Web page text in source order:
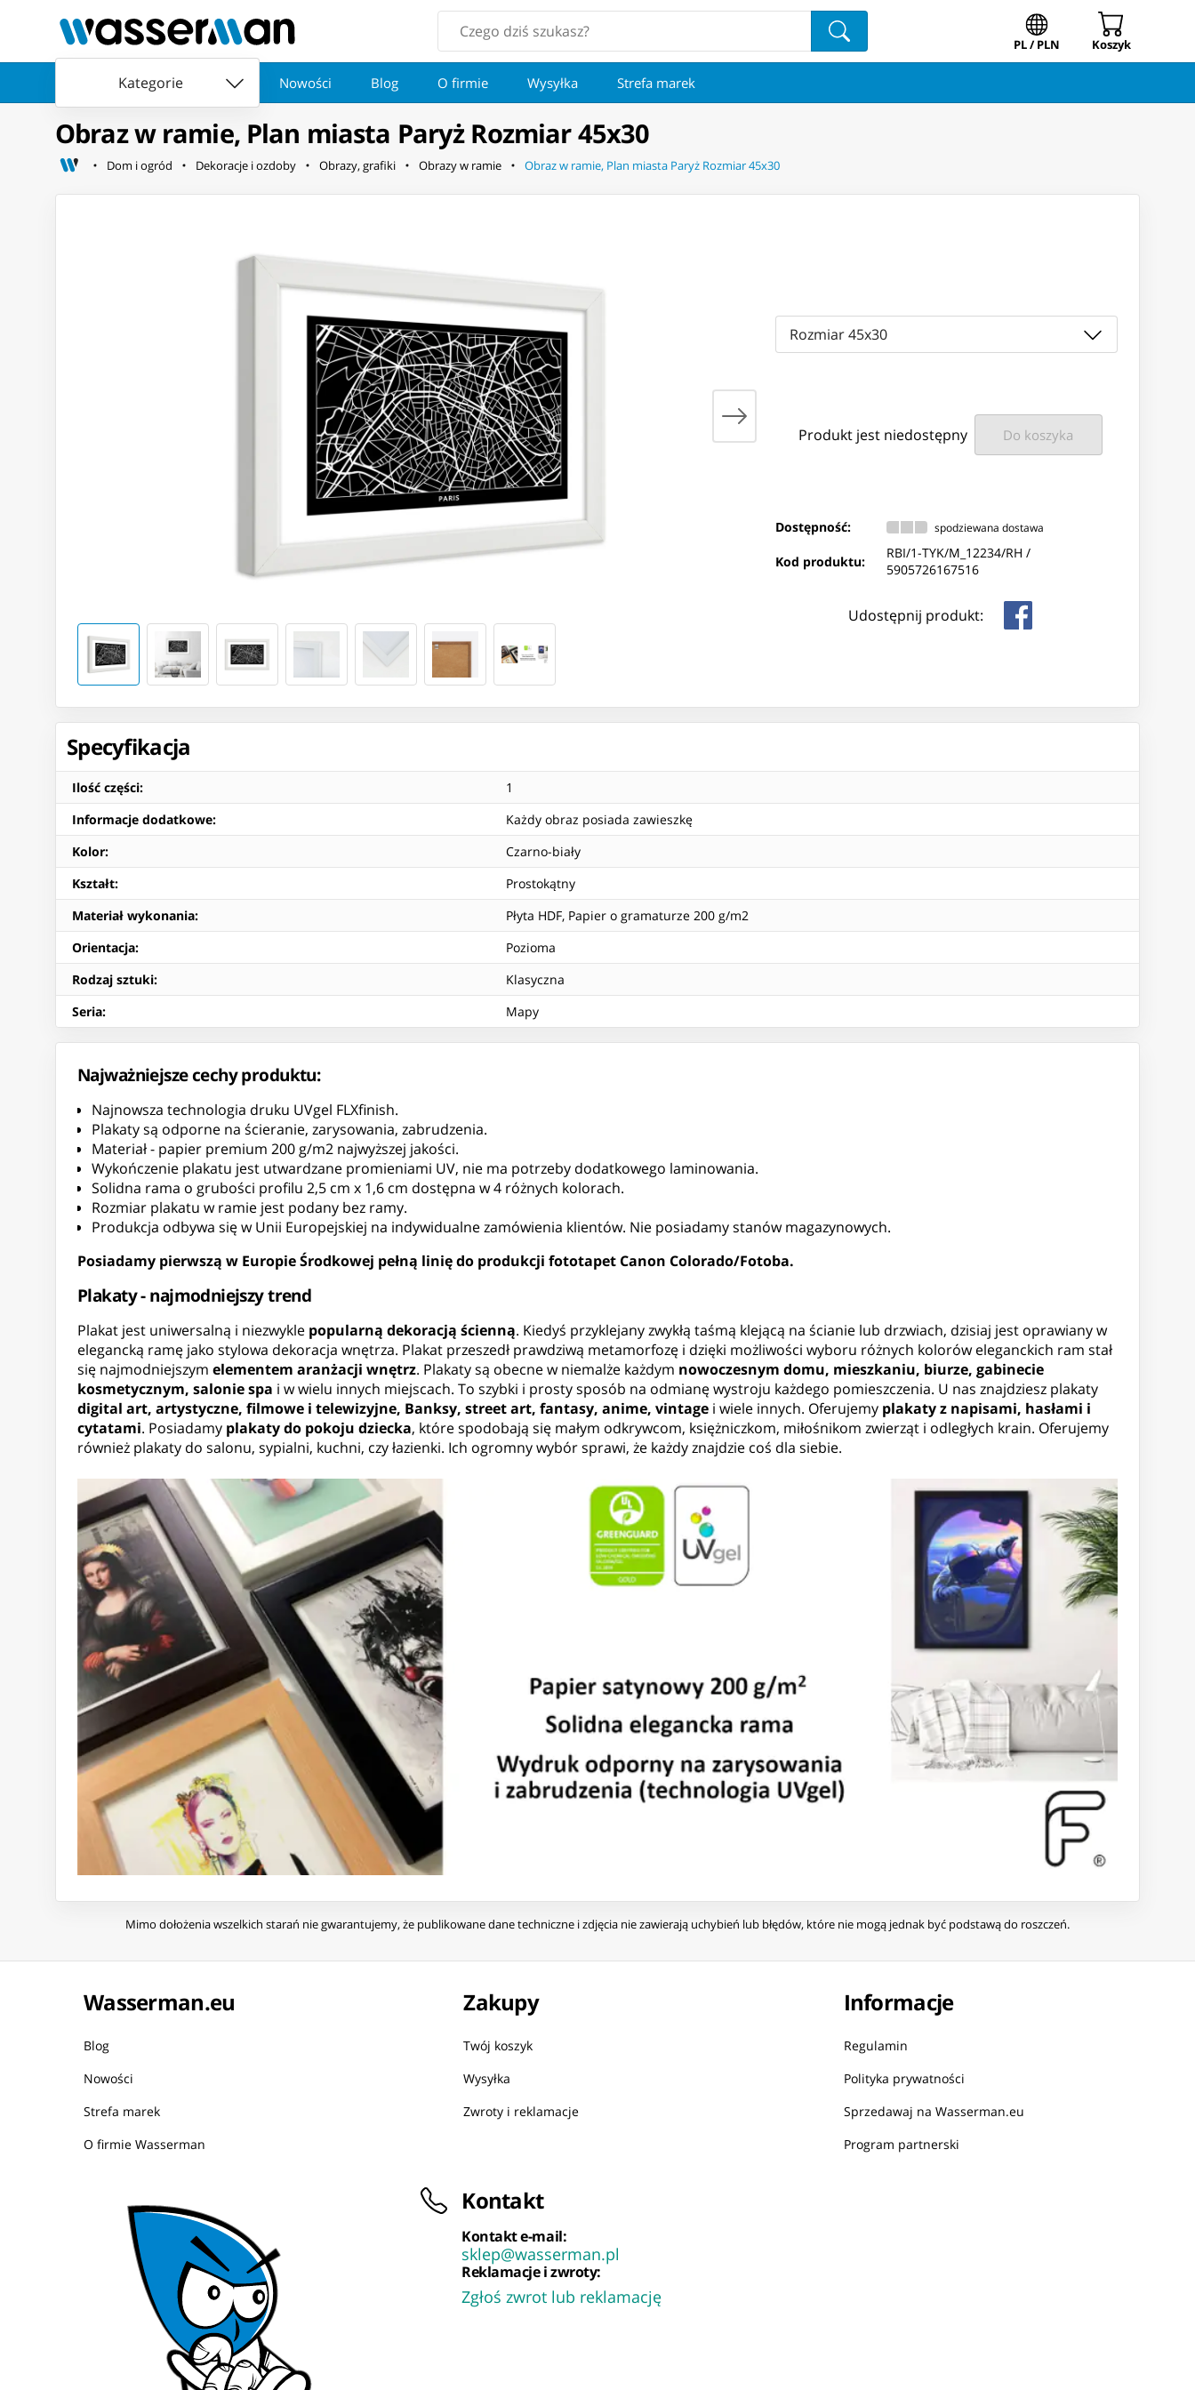
PL / PLN Koszyk
Kategorie Nowości Blog O firmie Wysyłka Strefa marek
Obraz w ramie, Plan miasta Paryż Rozmiar 45x30
Dom i ogród Dekoracje i ozdoby Obrazy, grafiki Obrazy w ramie Obraz w ramie, Plan miasta Paryż Rozmiar 45x30
Rozmiar 45x30
Produkt jest niedostępny Do koszyka
Dostępność: spodziewana dostawa
Kod produktu:
RBI/1-TYK/M_12234/RH /
5905726167516
Udostępnij produkt:
Specyfikacja
Ilość części:
1
Informacje dodatkowe:
Każdy obraz posiada zawieszkę
Kolor:
Czarno-biały
Kształt:
Prostokątny
Materiał wykonania:
Płyta HDF, Papier o gramaturze 200 g/m2
Orientacja:
Pozioma
Rodzaj sztuki:
Klasyczna
Seria: Mapy
Najważniejsze cechy produktu:
Najnowsza technologia druku UVgel FLXfinish.
Plakaty są odporne na ścieranie, zarysowania, zabrudzenia.
Materiał - papier premium 200 g/m2 najwyższej jakości.
Wykończenie plakatu jest utwardzane promieniami UV, nie ma potrzeby dodatkowego laminowania.
Solidna rama o grubości profilu 2,5 cm x 1,6 cm dostępna w 4 różnych kolorach.
Rozmiar plakatu w ramie jest podany bez ramy.
Produkcja odbywa się w Unii Europejskiej na indywidualne zamówienia klientów. Nie posiadamy stanów magazynowych.
Posiadamy pierwszą w Europie Środkowej pełną linię do produkcji fototapet Canon Colorado/Fotoba.
Plakaty - najmodniejszy trend
Plakat jest uniwersalną i niezwykle popularną dekoracją ścienną. Kiedyś przyklejany zwykłą taśmą klejącą na ścianie lub drzwiach, dzisiaj jest oprawiany w
elegancką ramę jako stylowa dekoracja wnętrza. Plakat przeszedł prawdziwą metamorfozę i dzięki możliwości wyboru różnych kolorów eleganckich ram stał
się najmodniejszym elementem aranżacji wnętrz. Plakaty są obecne w niemalże każdym nowoczesnym domu, mieszkaniu, biurze, gabinecie
kosmetycznym, salonie spa i w wielu innych miejscach. To szybki i prosty sposób na odmianę wystroju każdego pomieszczenia. U nas znajdziesz plakaty
digital art, artystyczne, filmowe i telewizyjne, Banksy, street art, fantasy, anime, vintage i wiele innych. Oferujemy plakaty z napisami, hasłami i
cytatami. Posiadamy plakaty do pokoju dziecka, które spodobają się małym odkrywcom, księżniczkom, miłośnikom zwierząt i odległych krain. Oferujemy
również plakaty do salonu, sypialni, kuchni, czy łazienki. Ich ogromny wybór sprawi, że każdy znajdzie coś dla siebie.
Mimo dołożenia wszelkich starań nie gwarantujemy, że publikowane dane techniczne i zdjęcia nie zawierają uchybień lub błędów, które nie mogą jednak być podstawą do roszczeń.
Wasserman.eu
Blog
Nowości
Strefa marek
O firmie Wasserman
Zakupy
Twój koszyk
Wysyłka
Zwroty i reklamacje
Informacje
Regulamin
Polityka prywatności
Sprzedawaj na Wasserman.eu
Program partnerski
Kontakt
Kontakt e-mail:
sklep@wasserman.pl
Reklamacje i zwroty:
Zgłoś zwrot lub reklamację